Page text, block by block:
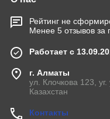
Рейтинг не
Менее 5 отзывов за
Работает с
г. Алматы
ул. Клочкова 123,
Казахстан
Контакты